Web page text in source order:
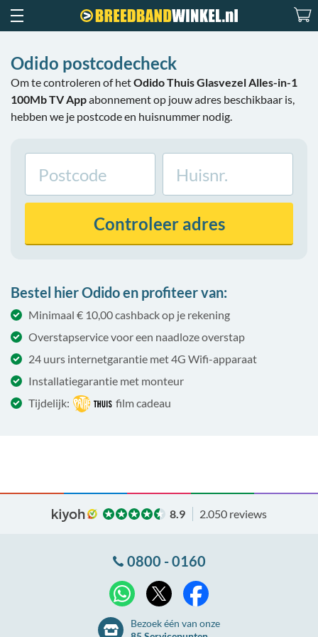
Odido postcodecheck
Om te controleren of hetOdido Thuis Glasvezel Alles-in-1
100Mb TV Appabonnement op jouw adres beschikbaar is,
hebben we je postcode en huisnummer nodig.
Controleeradres
Bestel hier Odido en profiteer van:
Minimaal € 10,00 cashback op je rekening
Overstapservice voor een naadloze overstap
24 uurs internetgarantie met 4G Wifi-apparaat
Installatiegarantie met monteur
Tijdelijk:
film cadeau
8.9 2.050 reviews
0800 - 0160
WhatsApp
Bezoek één van onze